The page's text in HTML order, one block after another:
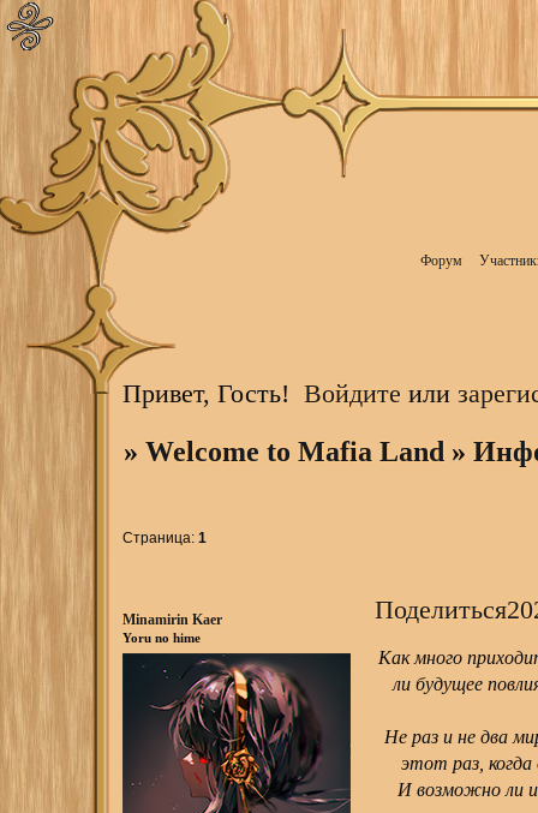
Форум
Привет, Гость! Войдите или
»Welcome to Mafia Land »
Страница:1
Поделиться
Minamirin Kaer
Yoru no hime
Как много
ли будущее
Не раз и не два
этот раз,
И возможно ли